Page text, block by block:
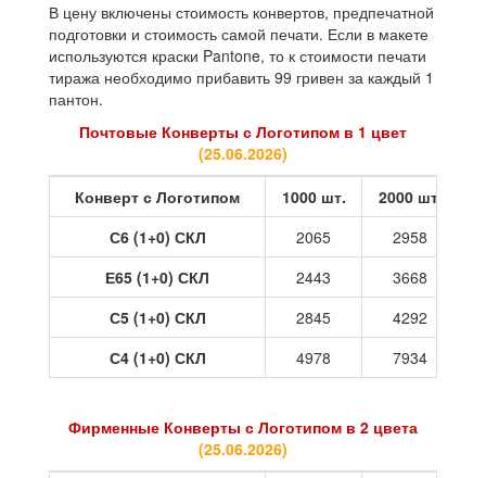
В цену включены стоимость конвертов, предпечатной
подготовки и стоимость самой печати. Если в макете
используются краски Pantone, то к стоимости печати
тиража необходимо прибавить 99 гривен за каждый 1
пантон.
Почтовые Конверты с Логотипом в 1 цвет
(25.06.2026)
Конверт с Логотипом
1000 шт. 2000 шт.
С6 (1+0) СКЛ
2065
2958
Е65 (1+0) СКЛ
2443
3668
С5 (1+0) СКЛ
2845
4292
С4 (1+0) СКЛ
4978 7934
Фирменные Конверты с Логотипом в 2 цвета
(25.06.2026)